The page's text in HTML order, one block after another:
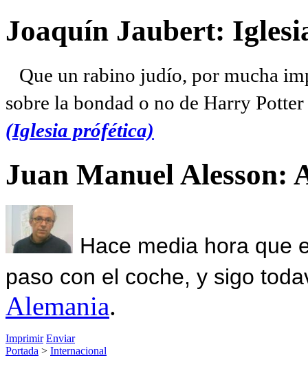
Joaquín Jaubert:
Que un rabino judío, por mucha
sobre la bondad o no de Harry
(Iglesia prófética)
Juan Manuel Alesson:
Hace media hora que
paso con el coche, y sigo
Alemania.
Imprimir Enviar
Portada > Internacional